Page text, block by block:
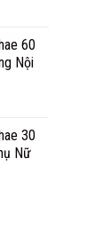
60
Nội
30
Nữ